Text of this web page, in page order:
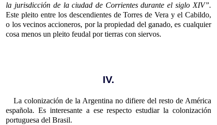
la jurisdicción de la ciudad de Corrientes durante el siglo XIV”.
Este pleito entre los descendientes de Torres de Vera y el Cabildo,
o los vecinos accioneros, por la propiedad del ganado, es cualquier
cosa menos un pleito feudal por tierras con siervos.
IV.
La colonización de la Argentina no difiere del resto de América
española. Es interesante a ese respecto estudiar la coloni­zación
portuguesa del Brasil.